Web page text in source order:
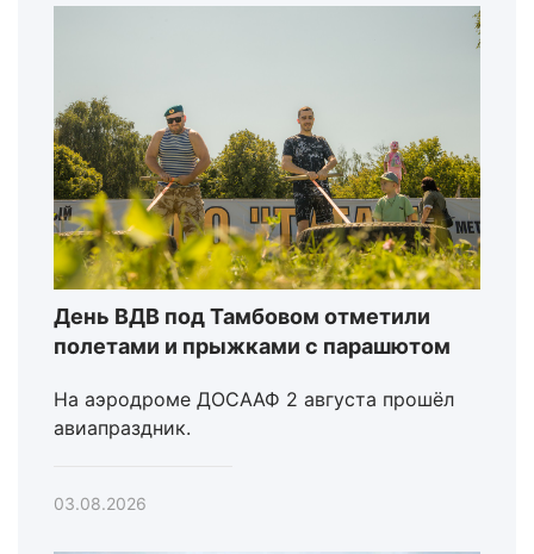
День ВДВ под Тамбовом отметили
полетами и прыжками с парашютом
На аэродроме ДОСААФ 2 августа прошёл
авиапраздник.
03.08.2026